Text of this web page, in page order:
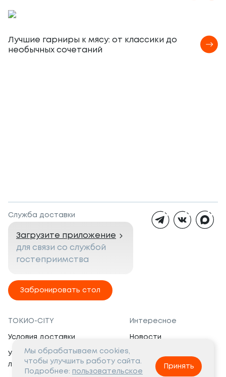
Лучшие гарниры к мясу: от классики до
необычных сочетаний
Служба доставки
Загрузите приложение
для связи со службой
гостеприимства
Забронировать стол
ТОКИО-CITY
Условия доставки
Условия программы
лояльности
Интересное
Новости
Вакансии
Социальная жизнь
Мы обрабатываем cookies,
чтобы улучшить работу сайта.
Подробнее: пользовательское
Принять